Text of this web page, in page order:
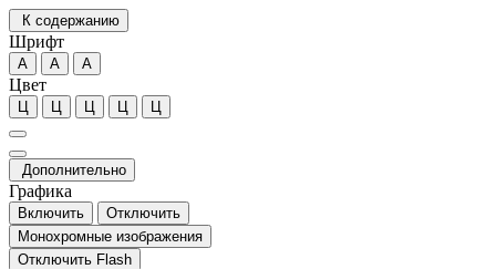
К содержанию
Шрифт
А А А
Цвет
Ц Ц Ц Ц Ц
Дополнительно
Графика
Включить
Отключить
Монохромные изображения
Отключить Flash